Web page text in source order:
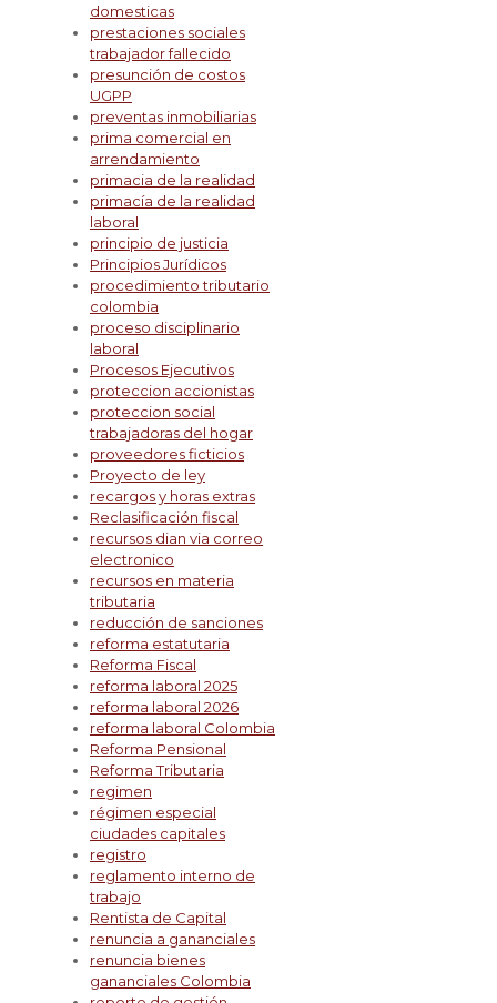
domesticas
prestaciones sociales
trabajador fallecido
presunción de costos
UGPP
preventas inmobiliarias
prima comercial en
arrendamiento
primacia de la realidad
primacía de la realidad
laboral
principio de justicia
Principios Jurídicos
procedimiento tributario
colombia
proceso disciplinario
laboral
Procesos Ejecutivos
proteccion accionistas
proteccion social
trabajadoras del hogar
proveedores ficticios
Proyecto de ley
recargos y horas extras
Reclasificación fiscal
recursos dian via correo
electronico
recursos en materia
tributaria
reducción de sanciones
reforma estatutaria
Reforma Fiscal
reforma laboral 2025
reforma laboral 2026
reforma laboral Colombia
Reforma Pensional
Reforma Tributaria
regimen
régimen especial
ciudades capitales
registro
reglamento interno de
trabajo
Rentista de Capital
renuncia a gananciales
renuncia bienes
gananciales Colombia